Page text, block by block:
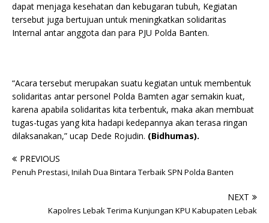
dapat menjaga kesehatan dan kebugaran tubuh, Kegiatan
tersebut juga bertujuan untuk meningkatkan solidaritas
Internal antar anggota dan para PJU Polda Banten.
“Acara tersebut merupakan suatu kegiatan untuk membentuk
solidaritas antar personel Polda Bamten agar semakin kuat,
karena apabila solidaritas kita terbentuk, maka akan membuat
tugas-tugas yang kita hadapi kedepannya akan terasa ringan
dilaksanakan,” ucap Dede Rojudin. (Bidhumas).
PREVIOUS
Penuh Prestasi, Inilah Dua Bintara Terbaik SPN Polda Banten
NEXT
Kapolres Lebak Terima Kunjungan KPU Kabupaten Lebak